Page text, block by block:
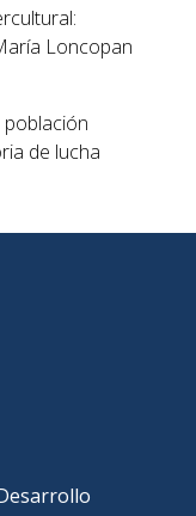
Loncopan
población
de lucha